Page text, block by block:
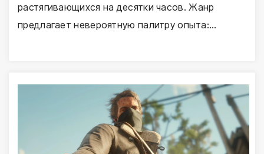
растягивающихся на десятки часов. Жанр
предлагает невероятную палитру опыта:…